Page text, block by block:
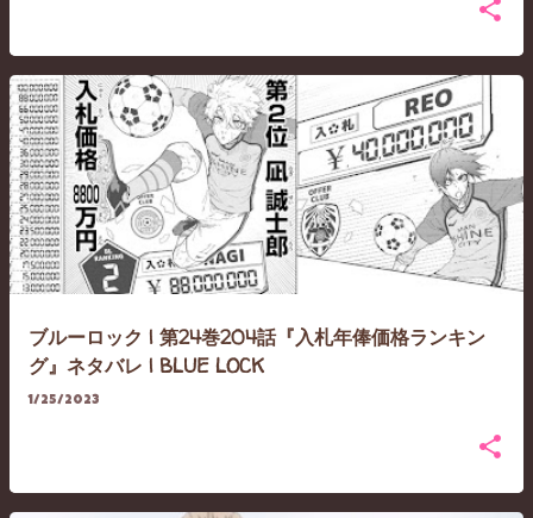
ブルーロック | 第24巻204話『入札年俸価格ランキン
グ』ネタバレ | BLUE LOCK
1/25/2023